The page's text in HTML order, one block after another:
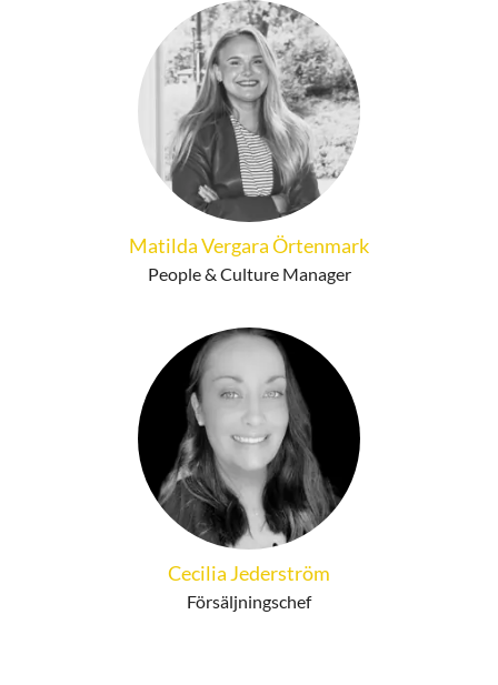
Matilda Vergara Örtenmark
People & Culture Manager
Cecilia Jederström
Försäljningschef